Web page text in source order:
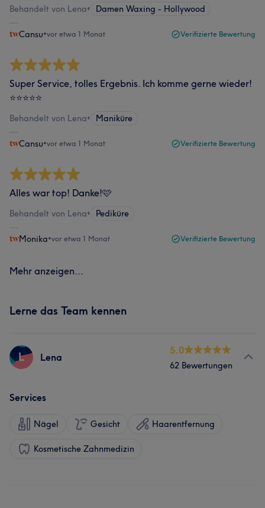
Behandelt von Lena• Damen Waxing - Hollywood
Cansu•vor etwa 1 Monat Verifizierte Bewertung
Super Service, tolles Ergebnis. Ich komme gerne wieder!
⭐⭐⭐⭐⭐
Behandelt von Lena• Maniküre
Cansu•vor etwa 1 Monat Verifizierte Bewertung
Alles war top! Danke!🩷
Behandelt von Lena• Pediküre
Monika•vor etwa 1 Monat Verifizierte Bewertung
Mehr anzeigen...
Lerne das Team kennen
L Lena
5.0
62 Bewertungen
Services
Nägel Gesicht Haarentfernung
Kosmetische Zahnmedizin